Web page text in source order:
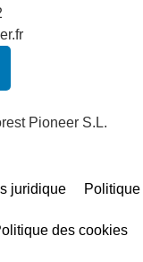
Pioneer S.L.
juridique
des cookies